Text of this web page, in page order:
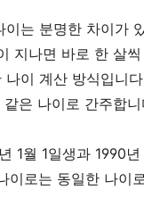
이는 분명한 차이가
지나면 바로 한 살
나이 계산 방식입니
같은 나이로 간주합
1월 1일생과 1990
이로는 동일한 나이